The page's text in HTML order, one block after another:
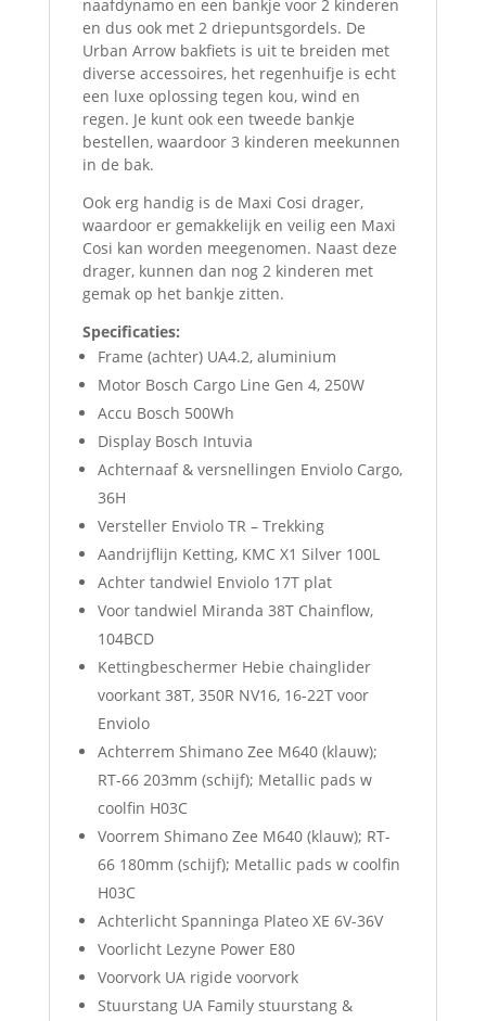
naafdynamo en een bankje voor 2 kinderen
en dus ook met 2 driepuntsgordels. De
Urban Arrow bakfiets is uit te breiden met
diverse accessoires, het regenhuifje is echt
een luxe oplossing tegen kou, wind en
regen. Je kunt ook een tweede bankje
bestellen, waardoor 3 kinderen meekunnen
in de bak.
Ook erg handig is de Maxi Cosi drager,
waardoor er gemakkelijk en veilig een Maxi
Cosi kan worden meegenomen. Naast deze
drager, kunnen dan nog 2 kinderen met
gemak op het bankje zitten.
Specificaties:
Frame (achter) UA4.2, aluminium
Motor Bosch Cargo Line Gen 4, 250W
Accu Bosch 500Wh
Display Bosch Intuvia
Achternaaf & versnellingen Enviolo Cargo,
36H
Versteller Enviolo TR – Trekking
Aandrijflijn Ketting, KMC X1 Silver 100L
Achter tandwiel Enviolo 17T plat
Voor tandwiel Miranda 38T Chainflow,
104BCD
Kettingbeschermer Hebie chainglider
voorkant 38T, 350R NV16, 16-22T voor
Enviolo
Achterrem Shimano Zee M640 (klauw);
RT-66 203mm (schijf); Metallic pads w
coolfin H03C
Voorrem Shimano Zee M640 (klauw); RT-
66 180mm (schijf); Metallic pads w coolfin
H03C
Achterlicht Spanninga Plateo XE 6V-36V
Voorlicht Lezyne Power E80
Voorvork UA rigide voorvork
Stuurstang UA Family stuurstang &